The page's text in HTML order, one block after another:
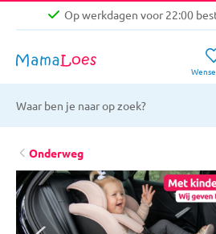
Op werkdagen voor 22:00
Niet goed, geld
Gratis verzending
Op werkdagen voor 22:00
Onderweg